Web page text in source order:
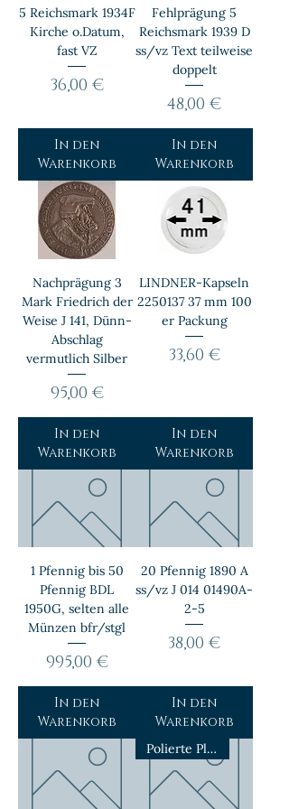
5 Reichsmark 1934F
Kirche o.Datum,
fast VZ
Preis
36,00 €
In den
Warenkorb
Fehlprägung 5
Reichsmark 1939 D
ss/vz Text teilweise
doppelt
Preis
48,00 €
In den
Warenkorb
Nachprägung 3
Mark Friedrich der
Weise J 141, Dünn-
Abschlag
vermutlich Silber
Preis
95,00 €
In den
Warenkorb
LINDNER-Kapseln
2250137 37 mm 100
er Packung
Preis
33,60 €
In den
Warenkorb
1 Pfennig bis 50
Pfennig BDL
1950G, selten alle
Münzen bfr/stgl
Preis
995,00 €
In den
Warenkorb
20 Pfennig 1890 A
ss/vz J 014 01490A-
2-5
Preis
38,00 €
In den
Warenkorb
Polierte Platte